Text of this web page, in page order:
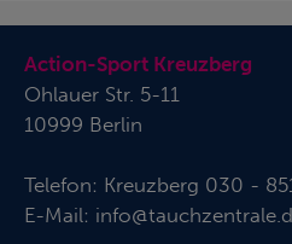
Action-Sport Kreuzberg
Ohlauer Str. 5-11
10999 Berlin
Telefon: Kreuzberg 030 -
E-Mail: